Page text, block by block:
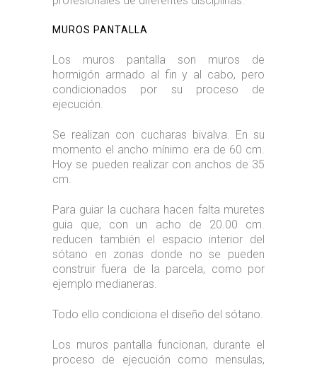
MUROS PANTALLA
Los muros pantalla son muros de
hormigón armado al fin y al cabo, pero
condicionados por su proceso de
ejecución.
Se realizan con cucharas bivalva. En su
momento el ancho mínimo era de 60 cm.
Hoy se pueden realizar con anchos de 35
cm.
Para guiar la cuchara hacen falta muretes
guia que, con un acho de 20.00 cm.
reducen también el espacio interior del
sótano en zonas donde no se pueden
construir fuera de la parcela, como por
ejemplo medianeras.
Todo ello condiciona el diseño del sótano.
Los muros pantalla funcionan, durante el
proceso de ejecución como mensulas,